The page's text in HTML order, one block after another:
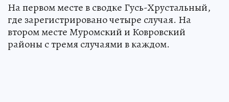
На первом месте в сводке Гусь-Хрустальный,
где зарегистрировано четыре случая. На
втором месте Муромский и Ковровский
районы с тремя случаями в каждом.